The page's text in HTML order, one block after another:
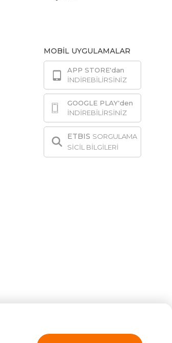
MOBİL UYGULAMALAR
APP STORE'dan
İNDİREBİLİRSİNİZ
GOOGLE PLAY'den
İNDİREBİLİRSİNİZ
ETBIS SORGULAMA
SİCİL BİLGİLERİ